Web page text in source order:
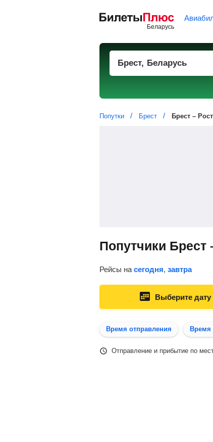
Попутки Брест Брест –
Попутчики
Рейсы на сегодня, завтра
Выберите дату
Время отправления Время
Отправление и прибытие по